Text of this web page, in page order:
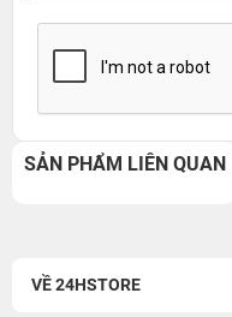
SẢN PHẨM LIÊN QUAN
VỀ 24HSTORE